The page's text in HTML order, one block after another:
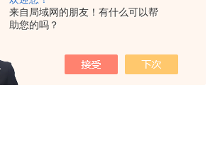
来自局域网的朋友！有什么可以帮
助您的吗？